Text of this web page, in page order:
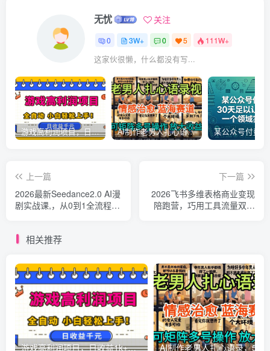
无忧 关注
0 3W+ 0 5 111W+
这家伙很懒，什么都没有写...
游戏高利润项目，日收益1k+，全自动，无需值守，解放双手，小白轻松上手【揭秘】 AI制作老男人扎心语录，5分钟一条，操作简单，流量非常大，保姆级教程
上一篇
2026最新Seedance2.0 AI漫
剧实战课,，从0到1全流程，
下一篇
2026飞书多维表格商业变现
陪跑营，巧用工具流量双杠
相关推荐
游戏高利润项目，日收益1k+，全自动，无需值守，解放双手，小白轻松上手【揭秘】